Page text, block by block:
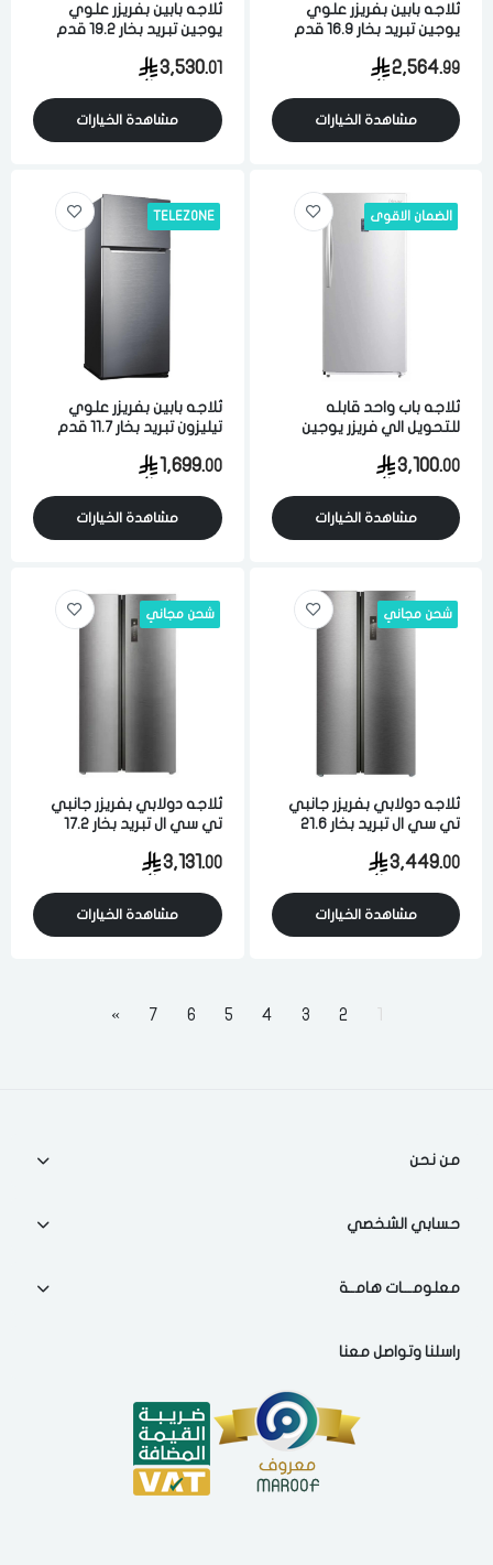
ثلاجه بابين بفريزر علوي
يوجين تبريد بخار 16.9 قدم
2,564.99
مشاهدة الخيارات
ثلاجه بابين بفريزر علوي
يوجين تبريد بخار 19.2 قدم
3,530.01
مشاهدة الخيارات
الضمان الاقوى
ثلاجه باب واحد قابله
للتحويل الي فريزر يوجين
ابيض3,100.00
مشاهدة الخيارات
TELEZONE
ثلاجه بابين بفريزر علوي
تيليزون تبريد بخار 11.7 قدم
1,699.00
مشاهدة الخيارات
شحن مجاني
ثلاجه دولابي بفريزر جانبي
تي سي ال تبريد بخار 21.6
3,449.00
مشاهدة الخيارات
شحن مجاني
ثلاجه دولابي بفريزر جانبي
تي سي ال تبريد بخار 17.2
3,131.00
مشاهدة الخيارات
2
3
4
5
6
7
»
من نحن
حسابي الشخصي
معلومـــات هامــة
راسلنا وتواصل معنا